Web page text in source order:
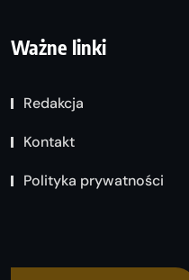
Ważne linki
Redakcja
Kontakt
Polityka prywatności